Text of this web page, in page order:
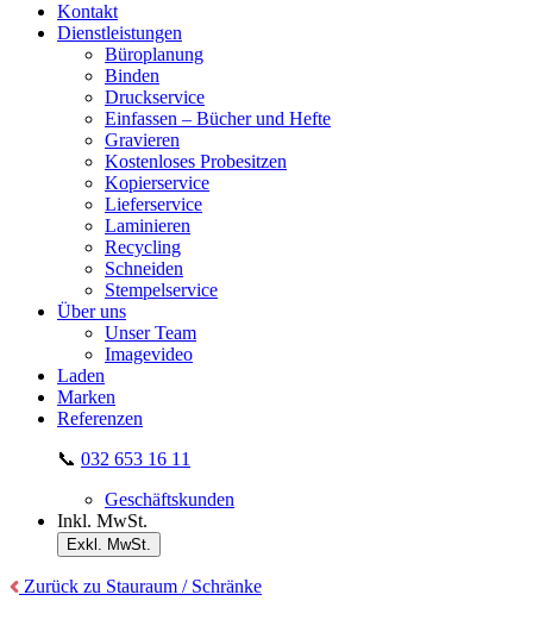
Kontakt
Dienstleistungen
Büroplanung
Binden
Druckservice
Einfassen – Bücher und Hefte
Gravieren
Kostenloses Probesitzen
Kopierservice
Lieferservice
Laminieren
Recycling
Schneiden
Stempelservice
Über uns
Unser Team
Imagevideo
Laden
Marken
Referenzen
📞 032 653 16 11
Geschäftskunden
Inkl. MwSt.
Exkl. MwSt.
Zurück zu Stauraum / Schränke